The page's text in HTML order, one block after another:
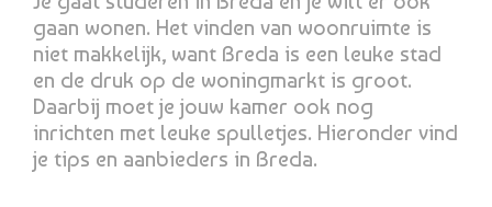
gaan wonen. Het vinden van woonruimte is
niet makkelijk, want Breda is een leuke stad
en de druk op de woningmarkt is groot.
Daarbij moet je jouw kamer ook nog
inrichten met leuke spulletjes. Hieronder vind
je tips en aanbieders in Breda.